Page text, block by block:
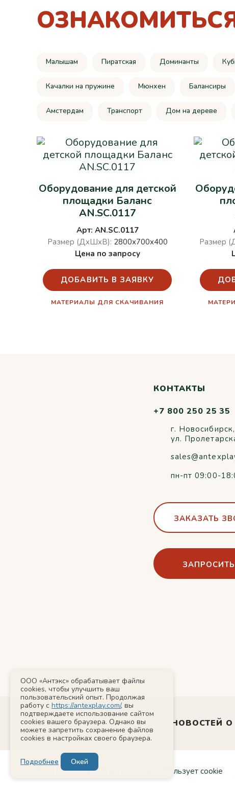
ООО «Антэкс» обрабатывает файлы
cookies, чтобы улучшить ваш
пользовательский опыт. Продолжая
работу с https://antexplay.com/, вы
подтверждаете использование сайтом
cookies вашего браузера. Однако вы
можете запретить сохранение файлов
cookies в настройках своего браузера.
Подробнее Окей
Малышам Пиратская Доминанты
Качалки на пружине Мюнхен Балансиры
Амстердам Транспорт Дом на дереве
Оборудование для детской
площадки Баланс
AN.SC.0117
Арт: AN.SC.0117
Размер (ДхШхВ): 2800х700х400
Цена по запросу
ДОБАВИТЬ В ЗАЯВКУ
МАТЕРИАЛЫ ДЛЯ СКАЧИВАНИЯ
Размер
КОНТАКТЫ
+7 800 250 25 35
г. Новосибирск,
ул.
пн-пт 09:00-
ЗАКАЗАТЬ
РАССЫЛКА НОВОСТЕЙ
© 2011-2026 AntexPlay Сайт использует cookie